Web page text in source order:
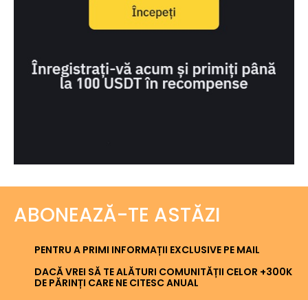
ABONEAZĂ-TE ASTĂZI
PENTRU A PRIMI INFORMAȚII EXCLUSIVE PE MAIL
DACĂ VREI SĂ TE ALĂTURI COMUNITĂȚII CELOR +300K
DE PĂRINȚI CARE NE CITESC ANUAL